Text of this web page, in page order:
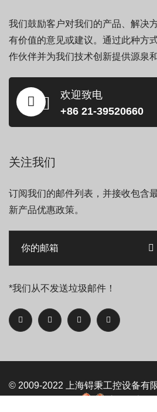
我们鼓励客户对我们的产品、解决
有价值的意见或建议。通过此种方
作伙伴并为我们技术创新提供源泉和
欢迎致电
+86 21-39520660
关注我们
订阅我们的邮件列表，并接收包含
新产品优惠政策。
*我们从不发送垃圾邮件！
© 2009-2022 上海锝秉工控设备有